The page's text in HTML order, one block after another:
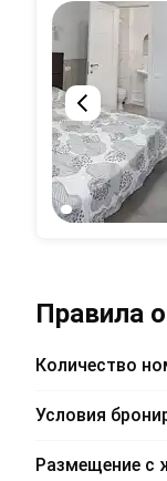
Правила
Количество
Условия
Размещение с